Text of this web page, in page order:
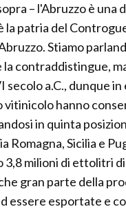
– l'Abruzzo è una
patria del
Stiamo
contraddistingue,
a.C., dunque in
hanno
in quinta
Sicilia e
milioni di ettolitri
gran parte della
essere esportate e